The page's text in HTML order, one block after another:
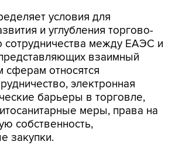
условия для
и углубления торгово-
сотрудничества между ЕАЭС и
взаимный
сферам относятся
электронная
барьеры в торговле,
меры, права на
собственность,
закупки.